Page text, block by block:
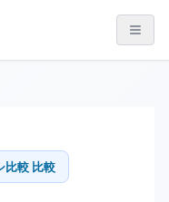
比較 比較